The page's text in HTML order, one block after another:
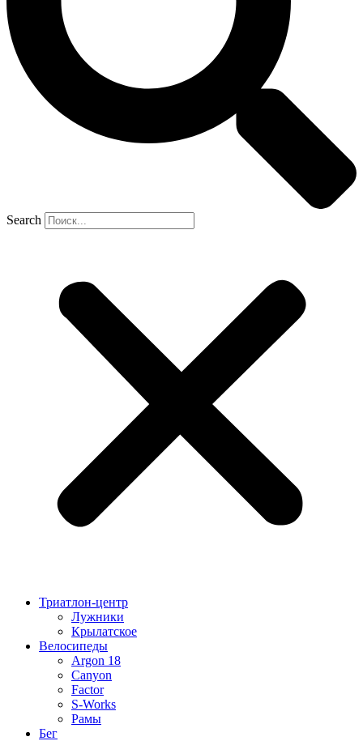
Search
Триатлон-центр
Лужники
Крылатское
Велосипеды
Argon 18
Canyon
Factor
S-Works
Рамы
Бег